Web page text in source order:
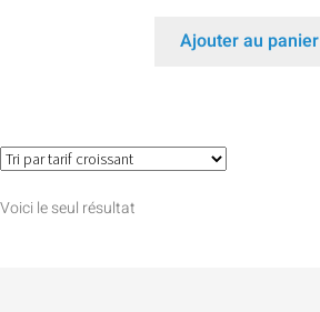
Ajouter au panier
Voici le seul résultat